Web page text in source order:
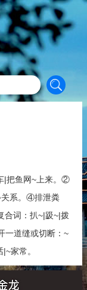
|把鱼网~上来。②
关系。④排泄粪
合词：扒~|趿~|拨
一道缝或切断：~
家常。